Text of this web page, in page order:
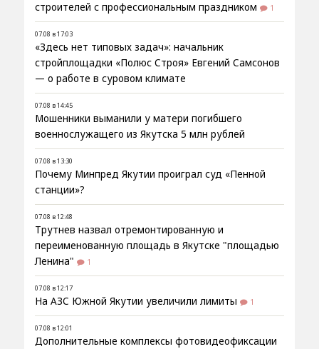
строителей с профессиональным праздником
1
07.08 в 17:03
«Здесь нет типовых задач»: начальник
стройплощадки «Полюс Строя» Евгений Самсонов
— о работе в суровом климате
07.08 в 14:45
Мошенники выманили у матери погибшего
военнослужащего из Якутска 5 млн рублей
07.08 в 13:30
Почему Минпред Якутии проиграл суд «Пенной
станции»?
07.08 в 12:48
Трутнев назвал отремонтированную и
переименованную площадь в Якутске "площадью
Ленина"
1
07.08 в 12:17
На АЗС Южной Якутии увеличили лимиты 1
07.08 в 12:01
Дополнительные комплексы фотовидеофиксации